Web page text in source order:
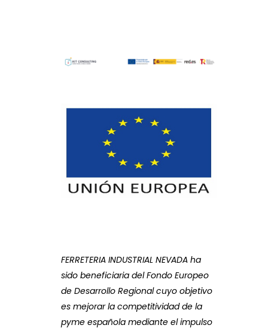
FERRETERIA INDUSTRIAL NEVADA ha
sido beneficiaria del Fondo Europeo
de Desarrollo Regional cuyo objetivo
es mejorar la competitividad de la
pyme española mediante el impulso